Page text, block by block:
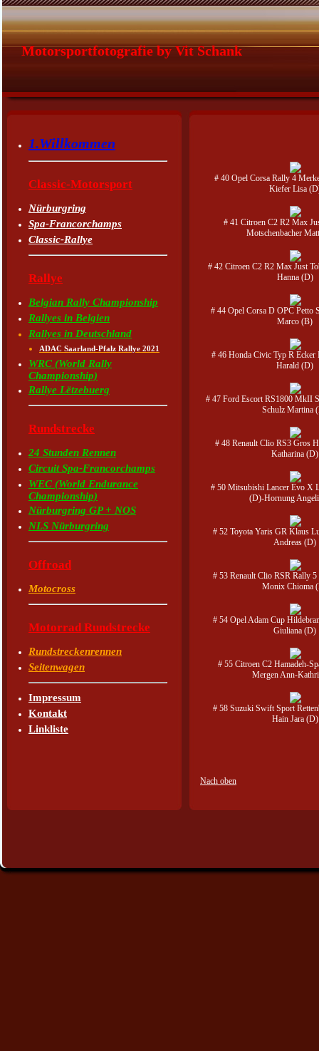
Motorsportfotografie by Vit Schank
1.Willkommen
Classic-Motorsport
Nürburgring
Spa-Francorchamps
Classic-Rallye
Rallye
Belgian Rally Championship
Rallyes in Belgien
Rallyes in Deutschland
ADAC Saarland-Pfalz Rallye 2021
WRC (World Rally
Championship)
Rallye Lëtzebuerg
Rundstrecke
24 Stunden Rennen
Circuit Spa-Francorchamps
WEC (World Endurance
Championship)
Nürburgring GP + NOS
NLS Nürburgring
Offroad
Motocross
Motorrad Rundstrecke
Rundstreckenrennen
Seitenwagen
Impressum
Kontakt
Linkliste
# 40 Opel Corsa Rally 4
Kiefer Lisa
# 41 Citroen C2 R2 Max
Motschenbacher
# 42 Citroen C2 R2 Max Just
Hanna (D)
# 44 Opel Corsa D OPC Petto
Marco (B)
# 46 Honda Civic Typ R
Harald (D)
# 47 Ford Escort RS1800 MkII
Schulz Martina
# 48 Renault Clio RS3 Gros
Katharina (D)
# 50 Mitsubishi Lancer Evo X
(D)-Hornung
# 52 Toyota Yaris GR Klaus
Andreas (D)
# 53 Renault Clio RSR Rally
Monix Chioma
# 54 Opel Adam Cup
Giuliana (D)
# 55 Citroen C2 Hamadeh-
Mergen Ann-
# 58 Suzuki Swift Sport
Hain Jara (D)
Nach oben